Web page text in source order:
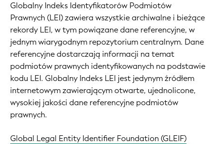
Globalny Indeks Identyfikatorów Podmiotów
Prawnych (LEI) zawiera wszystkie archiwalne i bieżące
rekordy LEI, w tym powiązane dane referencyjne, w
jednym wiarygodnym repozytorium centralnym. Dane
referencyjne dostarczają informacji na temat
podmiotów prawnych identyfikowanych na podstawie
kodu LEI. Globalny Indeks LEI jest jedynym źródłem
internetowym zawierającym otwarte, ujednolicone,
wysokiej jakości dane referencyjne podmiotów
prawnych.
Global Legal Entity Identifier Foundation (GLEIF)